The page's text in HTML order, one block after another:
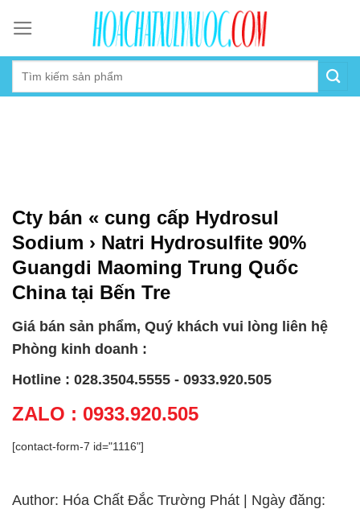
content
Cty bán « cung cấp Hydrosul
Sodium › Natri Hydrosulfite 90%
Guangdi Maoming Trung Quốc
China tại Bến Tre
Giá bán sản phẩm, Quý khách vui lòng liên hệ
Phòng kinh doanh :
Hotline : 028.3504.5555 - 0933.920.505
ZALO : 0933.920.505
[contact-form-7 id="1116"]
Author: Hóa Chất Đắc Trường Phát | Ngày đăng: